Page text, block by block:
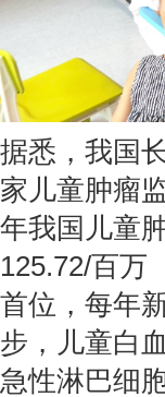
据悉，我国
家儿童肿瘤
年我国儿童
125.72/百万
首位，每年
步，儿童白
急性淋巴细